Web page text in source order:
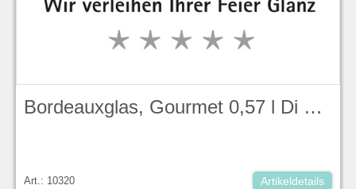
Bordeauxglas, Gourmet 0,57 l Di Vino
Art.: 10320 Artikeldetails